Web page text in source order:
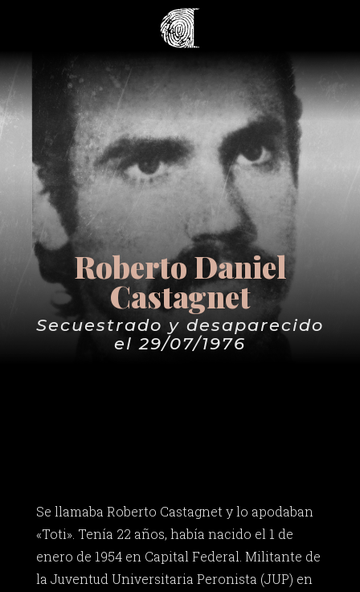
Roberto Daniel
Castagnet
Secuestrado y desaparecido
el 29/07/1976
Se llamaba Roberto Castagnet y lo apodaban
«Toti». Tenía 22 años, había nacido el 1 de
enero de 1954 en Capital Federal. Militante de
la Juventud Universitaria Peronista (JUP) en